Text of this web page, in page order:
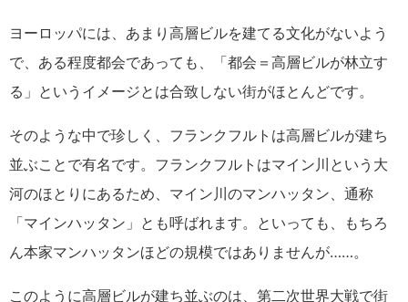
ヨーロッパには、あまり高層ビルを建てる文化がないよう
で、ある程度都会であっても、「都会＝高層ビルが林立す
る」というイメージとは合致しない街がほとんどです。
そのような中で珍しく、フランクフルトは高層ビルが建ち
並ぶことで有名です。フランクフルトはマイン川という大
河のほとりにあるため、マイン川のマンハッタン、通称
「マインハッタン」とも呼ばれます。といっても、もちろ
ん本家マンハッタンほどの規模ではありませんが……。
このように高層ビルが建ち並ぶのは、第二次世界大戦で街